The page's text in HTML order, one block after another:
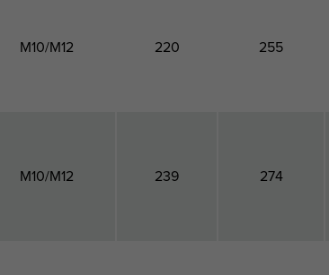
M10/M12 220 255
M10/M12 239 274